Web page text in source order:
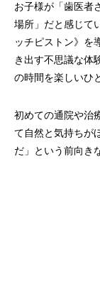
お子様が「歯医者
場所」だと感じて
ッチピストン》を
き出す不思議な体
の時間を楽しいひ
初めての通院や治
て自然と気持ちが
だ」という前向き